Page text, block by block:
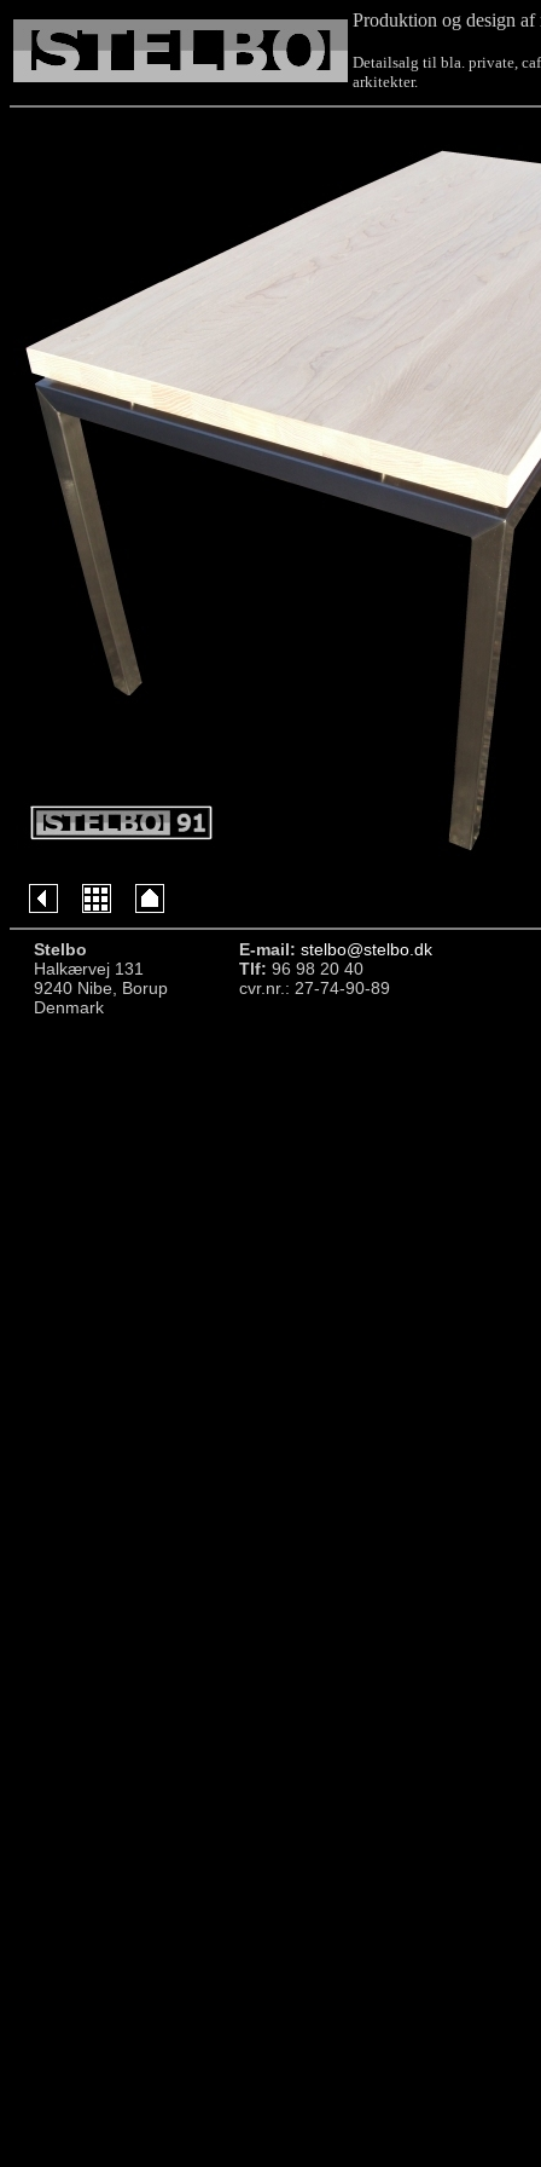
Produktion og design af
Detailsalg til bla. private,
arkitekter.
Stelbo
Halkærvej 131
9240 Nibe, Borup
Denmark
E-mail: stelbo@stelbo.dk
Tlf: 96 98 20 40
cvr.nr.: 27-74-90-89